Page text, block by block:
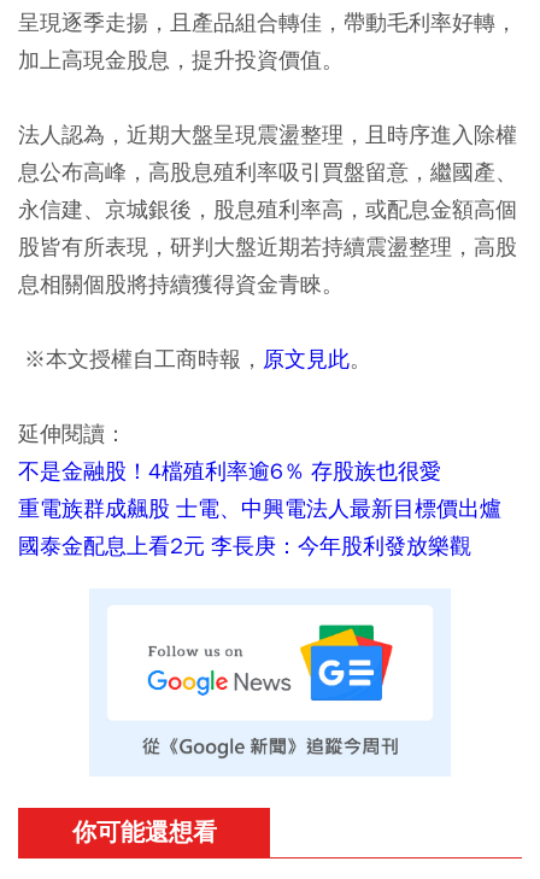
呈現逐季走揚，且產品組合轉佳，帶動毛利率好轉，
加上高現金股息，提升投資價值。
法人認為，近期大盤呈現震盪整理，且時序進入除權
息公布高峰，高股息殖利率吸引買盤留意，繼國產、
永信建、京城銀後，股息殖利率高，或配息金額高個
股皆有所表現，研判大盤近期若持續震盪整理，高股
息相關個股將持續獲得資金青睞。
※本文授權自工商時報， 原文見此。
延伸閱讀：
不是金融股！4檔殖利率逾6％ 存股族也很愛
重電族群成飆股 士電、中興電法人最新目標價出爐
國泰金配息上看2元 李長庚：今年股利發放樂觀